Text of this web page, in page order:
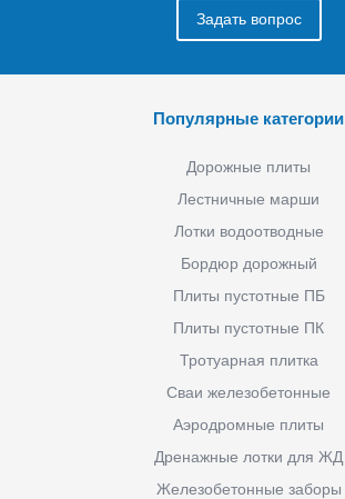
Задать вопрос
Популярные категории
Дорожные плиты
Лестничные марши
Лотки водоотводные
Бордюр дорожный
Плиты пустотные ПБ
Плиты пустотные ПК
Тротуарная плитка
Сваи железобетонные
Аэродромные плиты
Дренажные лотки для ЖД
Железобетонные заборы